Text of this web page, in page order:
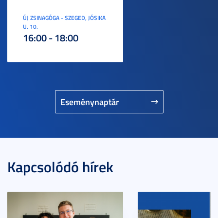
Eseménynaptár
ÚJ ZSINAGÓGA - SZEGED, JÓSIKA
U. 10.
16:00 - 18:00
Kapcsolódó hírek